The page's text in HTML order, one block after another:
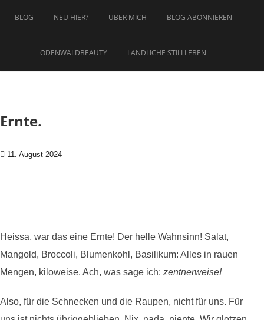
BLOG
NEU HIER? ÜBER MICH BLOG ABONNIEREN
ODENWALDBEAUTY LÄNDLICHE STILLLEBEN
Ernte.
11. August 2024
Heissa, war das eine Ernte! Der helle Wahnsinn! Salat,
Mangold, Broccoli, Blumenkohl, Basilikum: Alles in rauen
Mengen, kiloweise. Ach, was sage ich: zentnerweise!
Also, für die Schnecken und die Raupen, nicht für uns. Für